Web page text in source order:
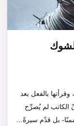
بالفعل بعد
الكاتب لم يُصرِّح
بل قدّم سيرةً…